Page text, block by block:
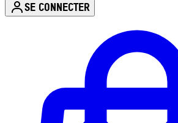
SE CONNECTER